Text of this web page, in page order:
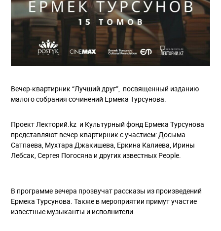
Вечер-квартирник “Лучший друг”, посвященный изданию
малого собрания сочинений Ермека Турсунова.
Проект Лекторий.kz и Культурный фонд Ермека Турсунова
представляют вечер-квартирник с участием: Досыма
Сатпаева, Мухтара Джакишева, Еркина Калиева, Ирины
Лебсак, Сергея Погосяна и других известных People.
В программе вечера прозвучат рассказы из произведений
Ермека Турсунова. Также в мероприятии примут участие
известные музыканты и исполнители.